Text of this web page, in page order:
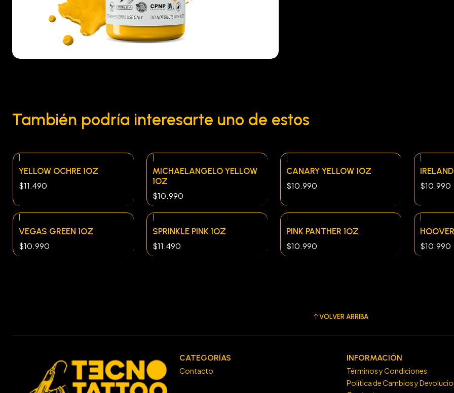
También podría interesarte uno de estos
YELLOW OCHRE 1OZ
$11.490
MICHAELANGELO YELLOW
1OZ
$10.990
CANARY YELLOW 1OZ
$10.990 $10.990
VEGAS GREEN 1OZ
$10.990
SPRINKLE PINK 1OZ
$11.490
PINK PANTHER 1OZ
$10.990 $10.990
VOLVER ARRIBA
CATEGORÍAS
Contacto
INFORMACIÓN
Términos y Condiciones
Política de Cambios y